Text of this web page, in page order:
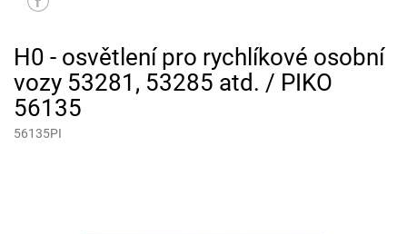
H0 - osvětlení pro rychlíkové osobní
vozy 53281, 53285 atd. / PIKO
56135
56135PI